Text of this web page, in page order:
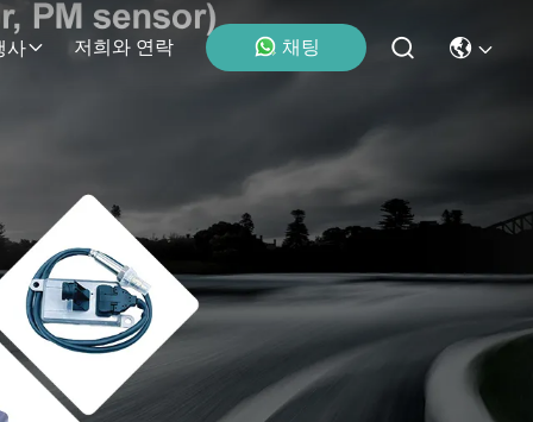
사 저희와 연락 채팅